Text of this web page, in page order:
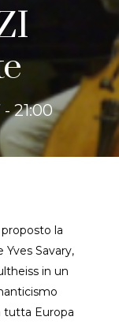
21:00
la
Savary,
in un
tutta Europa